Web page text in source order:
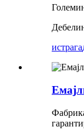
истрага